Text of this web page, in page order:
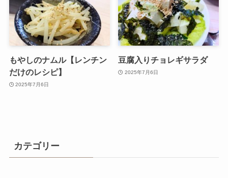
もやしのナムル【レンチン
だけのレシピ】
2025年7月6日
豆腐入りチョレギサラダ
2025年7月6日
カテゴリー